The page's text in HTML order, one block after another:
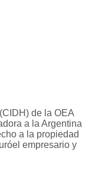
de la OEA
a la Argentina
a la propiedad
empresario y